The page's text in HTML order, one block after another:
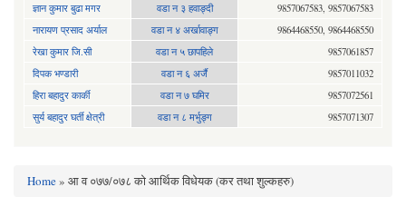
ज्ञान कुमार बुढा मगर
वडा न ३ हवाङ्दी
9857067583, 9857067583
नारायण प्रसाद अर्याल
वडा न‍ ४ अर्खावाङ्ग
9864468550, 9864468550
रेखा कुमार जि.सी
वडा न ५ छापहिले
9857061857
दिपक भण्डारी
वडा न ६ अर्जै
9857011032
हिरा बहादुर कार्की
वडा न ७ घमिर
9857072561
सुर्य बहादुर घर्ती क्षेत्री
वडा न ८ मर्भुङ्ग 9857071307
Home» आ व ०७७/०७८ को आर्थिक विधेयक (कर तथा शुल्कहरु)